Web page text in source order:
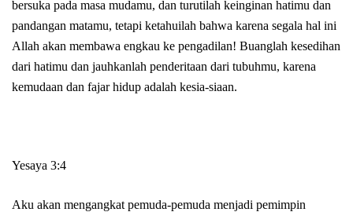
bersuka pada masa mudamu, dan turutilah keinginan hatimu dan
pandangan matamu, tetapi ketahuilah bahwa karena segala hal ini
Allah akan membawa engkau ke pengadilan! Buanglah kesedihan
dari hatimu dan jauhkanlah penderitaan dari tubuhmu, karena
kemudaan dan fajar hidup adalah kesia-siaan.
Yesaya 3:4
Aku akan mengangkat pemuda-pemuda menjadi pemimpin